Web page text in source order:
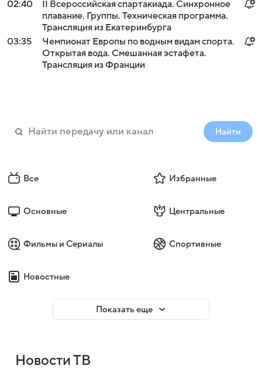
02:40
II Всероссийская спартакиада. Синхронное
плавание. Группы. Техническая программа.
Трансляция из Екатеринбурга
03:35
Чемпионат Европы по водным видам спорта.
Открытая вода. Смешанная эстафета.
Трансляция из Франции
Найти
Все Избранные
Основные Центральные
Фильмы и Сериалы Спортивные
Новостные
Показать еще
Новости ТВ